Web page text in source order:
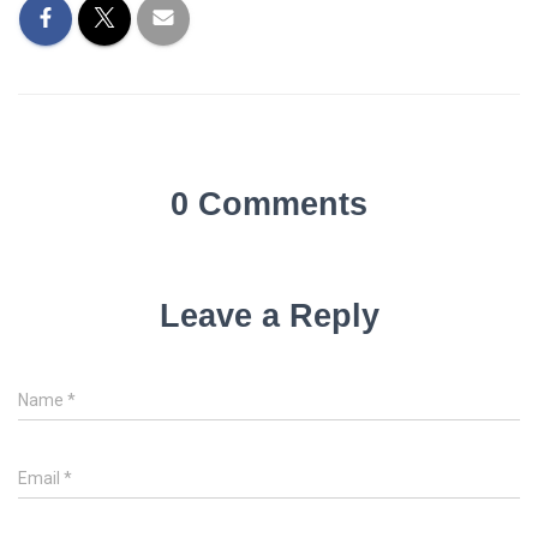
0 Comments
Leave a Reply
Name *
Email *